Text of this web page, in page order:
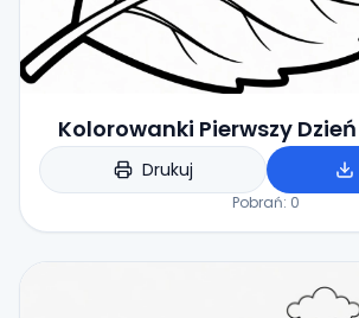
Kolorowanki Pierwszy
Drukuj
Pobrań: 0